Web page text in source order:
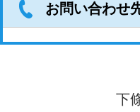
お問い合わせ
下